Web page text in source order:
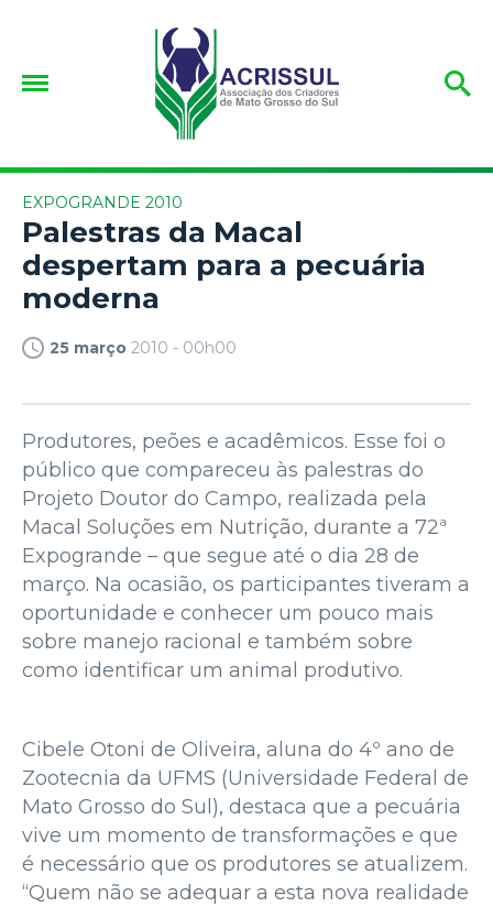
EXPOGRANDE 2010
Palestras da Macal
despertam para a pecuária
moderna
25 março 2010 - 00h00
Produtores, peões e acadêmicos. Esse foi o
público que compareceu às palestras do
Projeto Doutor do Campo, realizada pela
Macal Soluções em Nutrição, durante a 72ª
Expogrande – que segue até o dia 28 de
março. Na ocasião, os participantes tiveram a
oportunidade e conhecer um pouco mais
sobre manejo racional e também sobre
como identificar um animal produtivo.
Cibele Otoni de Oliveira, aluna do 4º ano de
Zootecnia da UFMS (Universidade Federal de
Mato Grosso do Sul), destaca que a pecuária
vive um momento de transformações e que
é necessário que os produtores se atualizem.
“Quem não se adequar a esta nova realidade